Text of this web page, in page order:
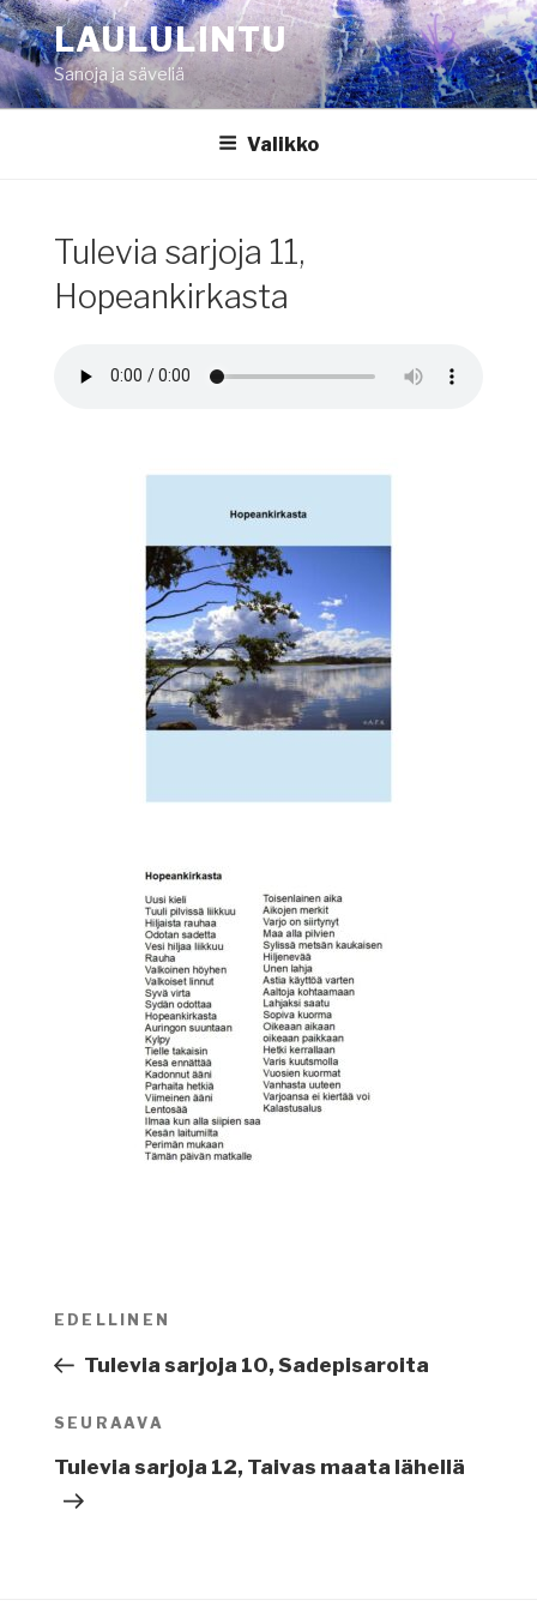
Siirry
sisältöönLAULULINTU
Sanoja ja säveliä
Valikko
Tulevia sarjoja 11,
Hopeankirkasta
Artikkelien
Edellinen
artikkeli
EDELLINEN
Tulevia sarjoja 10, Sadepisaroita
Seuraava
artikkeli
SEURAAVA
Tulevia sarjoja 12, Taivas maata lähellä